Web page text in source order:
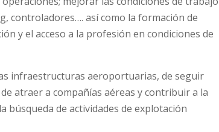
controladores…. así como la formación de
y el acceso a la profesión en condiciones de
infraestructuras aeroportuarias, de seguir
atraer a compañías aéreas y contribuir a la
búsqueda de actividades de explotación